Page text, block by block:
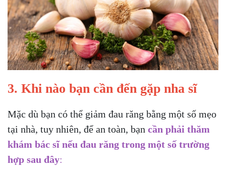
3. Khi nào bạn cần đến gặp nha sĩ
Mặc dù bạn có thể giảm đau răng bằng một số mẹo
tại nhà, tuy nhiên, để an toàn, bạn cần phải thăm
khám bác sĩ nếu đau răng trong một số trường
hợp sau đây: